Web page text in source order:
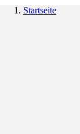
Startseite